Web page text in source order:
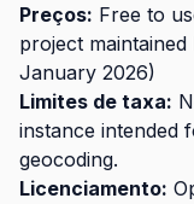
Preços: Free to
project
January 2026)
Limites de taxa:
instance intended
geocoding.
Licenciamento: